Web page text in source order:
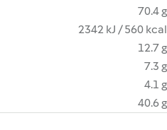
70.4 g
2342 kJ / 560 kcal
12.7 g
7.3 g
4.1 g
40.6 g